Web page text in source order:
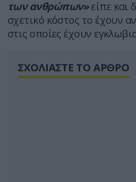
των ανθρώπων»είπε και
σχετικό κόστος το έχουν
στις οποίες έχουν
ΣΧΟΛΙΑΣΤΕ ΤΟ ΑΡΘΡΟ